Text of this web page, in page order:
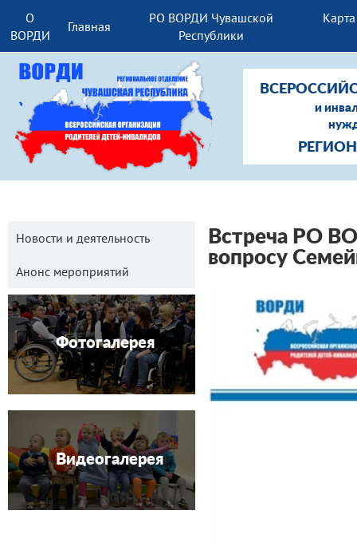
О
ВОРДИ
Главная
РО ВОРДИ Чувашской
Республики
и
Новости и деятельность
Анонс мероприятий
Фотогалерея
Видеогалерея
Встреча РО
вопросу